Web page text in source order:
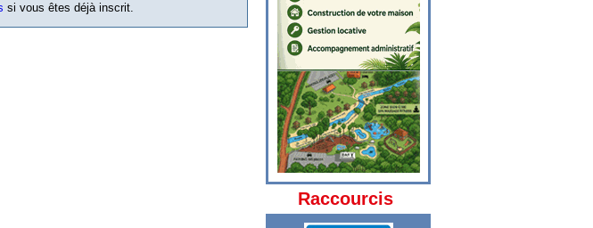
si vous êtes déjà inscrit.
Raccourcis